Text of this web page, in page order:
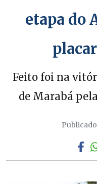
etapa do
Feito foi na
de Marabá